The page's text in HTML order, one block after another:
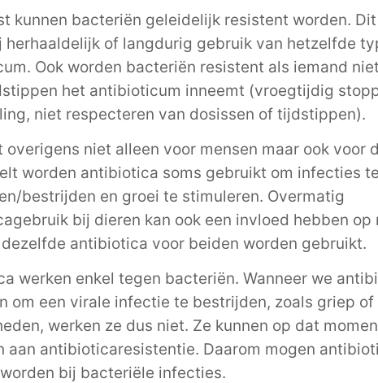
kunnen bacteriën geleidelijk resistent worden.
herhaaldelijk of langdurig gebruik van hetzelfde
Ook worden bacteriën resistent als iemand
het antibioticum inneemt (vroegtijdig
niet respecteren van dosissen of tijdstippen).
overigens niet alleen voor mensen maar ook voor
worden antibiotica soms gebruikt om infecties te
bestrijden en groei te stimuleren. Overmatig
bij dieren kan ook een invloed hebben op
antibiotica voor beiden worden gebruikt.
werken enkel tegen bacteriën. Wanneer we
om een virale infectie te bestrijden, zoals griep of
werken ze dus niet. Ze kunnen op dat
aan antibioticaresistentie. Daarom mogen
bij bacteriële infecties.